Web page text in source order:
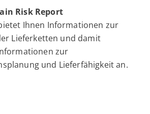
Risk Report
bietet Ihnen Informationen zur
Lieferketten und damit
zur
und Lieferfähigkeit an.